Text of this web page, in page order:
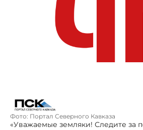
Фото: Портал Северного Кавказа
«Уважаемые земляки! Следите за